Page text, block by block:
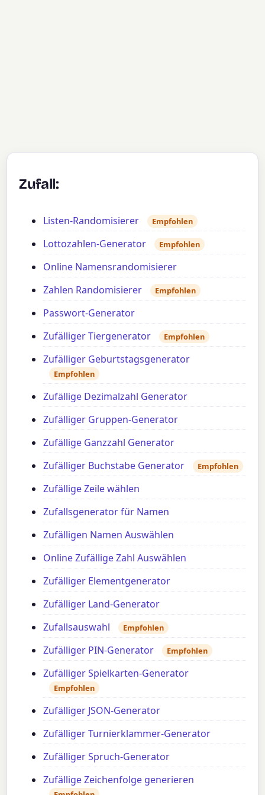
Zufall:
Listen-Randomisierer Empfohlen
Lottozahlen-Generator Empfohlen
Online Namensrandomisierer
Zahlen Randomisierer
Empfohlen
Passwort-Generator
Zufälliger Tiergenerator
Empfohlen
Zufälliger Geburtstagsgenerator
Empfohlen
Zufällige Dezimalzahl Generator
Zufälliger Gruppen-Generator
Zufällige Ganzzahl Generator
Zufälliger Buchstabe Generator
Empfohlen
Zufällige Zeile wählen
Zufallsgenerator für Namen
Zufälligen Namen Auswählen
Online Zufällige Zahl Auswählen
Zufälliger Elementgenerator
Zufälliger Land-Generator
Zufallsauswahl
Empfohlen
Zufälliger PIN-Generator Empfohlen
Zufälliger Spielkarten-Generator
Empfohlen
Zufälliger JSON-Generator
Zufälliger Turnierklammer-Generator
Zufälliger Spruch-Generator
Zufällige Zeichenfolge generieren